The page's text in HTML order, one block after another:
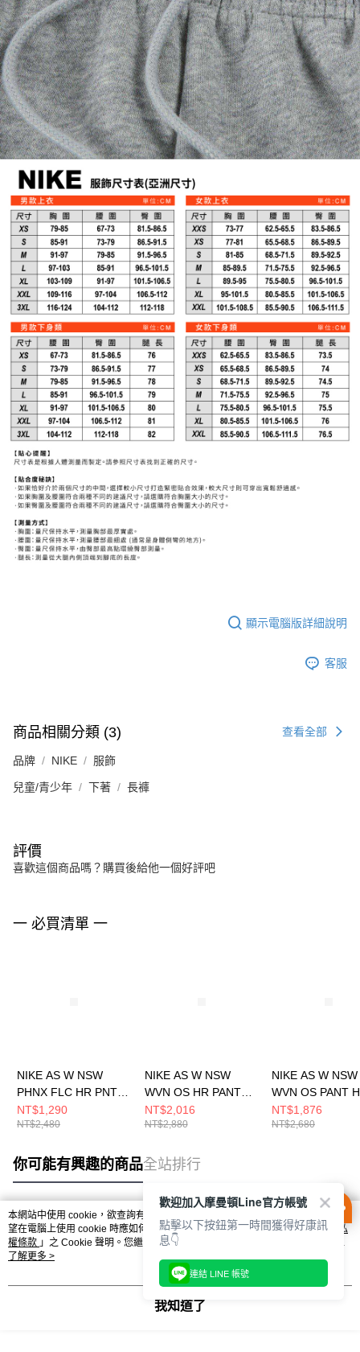
顯示電腦版詳細說明
客服
商品相關分類 (3) 查看全部
品牌 NIKE 服飾
兒童/青少年 下著 長褲
評價
喜歡這個商品嗎？購買後給他一個好評吧
一 必買清單 一
NIKE AS W NSW
PHNX FLC HR PNT
WIDE 女 長褲
DQ5616063
NT$1,290
NT$2,480
NIKE AS W NSW
WVN OS HR PANT
GCEL 女 長褲
IF0392214
NT$2,016
NT$2,880
NIKE AS W NSW
WVN OS PANT
GCEL 女 長褲
II0445047
NT$1,876
NT$2,680
你可能有興趣的商品全站排行
熱門標籤
本網站中使用 cookie，欲查詢有關本網站使用 cookie 方式之詳情，及若您不希
望在電腦上使用 cookie 時應如何變更電腦的 cookie 設定，請參閱本網站「
隱私
權條款 」之 Cookie 聲明。您繼續使用本網站即表示您同意本公司得按本網站使
用條款之 Cookie 聲明使用 cookie。
了解更多 >
我知道了
歡迎加入摩曼頓Line官方帳號
點擊以下按鈕第一時間獲得好康訊
息👇
連結 LINE 帳號